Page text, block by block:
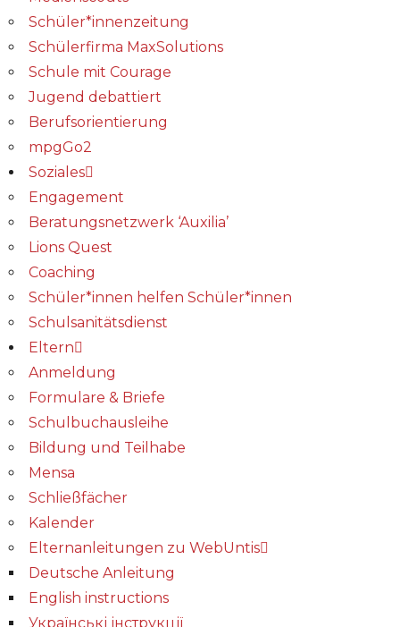
Schüler*innenzeitung
Schülerfirma MaxSolutions
Schule mit Courage
Jugend debattiert
Berufsorientierung
mpgGo2
Soziales
Engagement
Beratungsnetzwerk ‘Auxilia’
Lions Quest
Coaching
Schüler*innen helfen Schüler*innen
Schulsanitätsdienst
Eltern
Anmeldung
Formulare & Briefe
Schulbuchausleihe
Bildung und Teilhabe
Mensa
Schließfächer
Kalender
Elternanleitungen zu WebUntis
Deutsche Anleitung
English instructions
Українські інструкції